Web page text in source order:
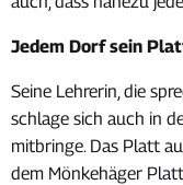
Jedem Dorf sein
Seine Lehrerin, die
schlage sich auch in
mitbringe. Das Platt
dem Mönkehäger